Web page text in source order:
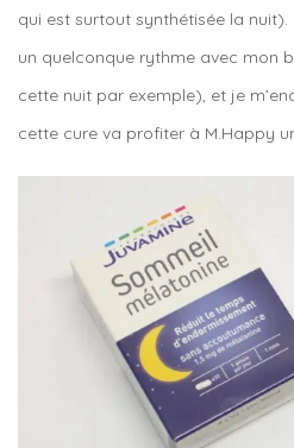
qui est surtout synthétisée la nuit).
un quelconque rythme avec mon
cette nuit par exemple), et je
cette cure va profiter à M.Happy